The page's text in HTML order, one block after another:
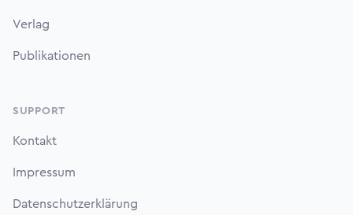
Verlag
Publikationen
SUPPORT
Kontakt
Impressum
Datenschutzerklärung